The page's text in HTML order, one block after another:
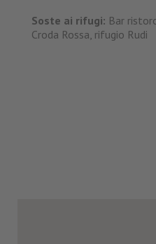
Soste ai rifugi: Bar
Croda Rossa, rifugio Rudi